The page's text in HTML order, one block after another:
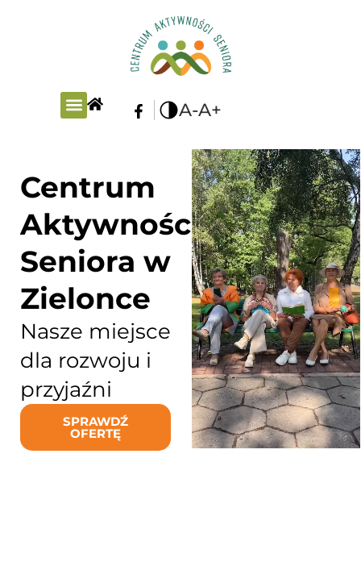
A-A+
Centrum
Aktywności
Seniora w
Zielonce
Nasze miejsce
dla rozwoju i
przyjaźni
SPRAWDŹ
OFERTĘ